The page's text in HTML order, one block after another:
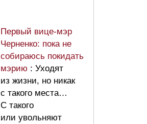
Первый вице-мэр
Черненко: пока не
собираюсь покидать
мэрию : Уходят
из жизни, но никак
с такого места…
С такого
или увольняют